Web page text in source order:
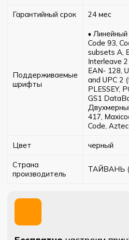
Гарантийный срок 24 мес
Поддерживаемые
шрифты
•
Code 93,
subsets A,
Interleave
EAN- 128,
and UPC 2
PLESSEY,
GS1
417,
Code, Aztec
Цвет черный
Страна
производитель
ТАЙВАНЬ